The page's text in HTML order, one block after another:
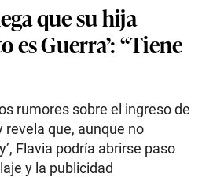
que su hija
es Guerra’: “Tiene
rumores sobre el ingreso de
revela que, aunque no
Flavia podría abrirse paso
y la publicidad